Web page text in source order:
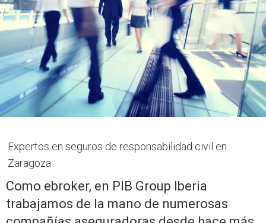
Expertos en seguros de responsabilidad civil en
Zaragoza
Como ebroker, en PIB Group Iberia
trabajamos de la mano de numerosas